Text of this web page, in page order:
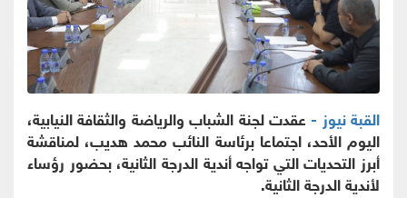
القبة نيوز - عقدت لجنة الشباب والرياضة والثقافة النيابية،
اليوم الأحد، اجتماعا برئاسة النائب محمد هديب، لمناقشة
أبرز التحديات التي تواجه أندية الدرجة الثانية، بحضور رؤساء
لأندية الدرجة الثانية.